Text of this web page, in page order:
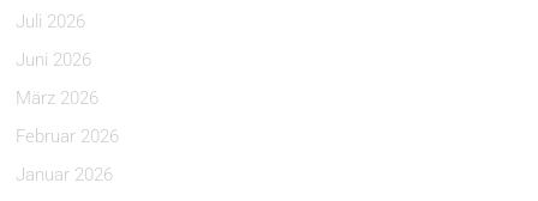
Juli 2026
Juni 2026
März 2026
Februar 2026
Januar 2026